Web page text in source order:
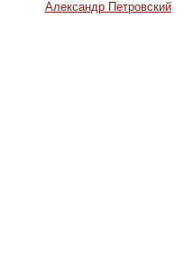
Александр Петровский